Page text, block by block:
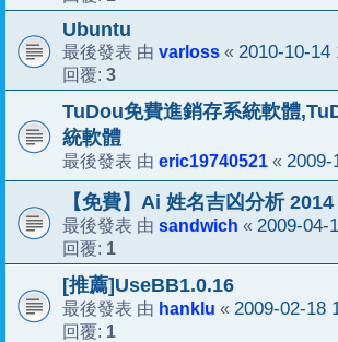
Ubuntu
最後發表 由 varloss « 2010-10-14
回覆: 3
TuDou免費進銷存系統軟體
統軟體
最後發表 由 eric19740521 « 2009-
【免費】Ai 姓名吉凶分析 2014
最後發表 由 sandwich « 2009-04-
回覆: 1
[推薦]UseBB1.0.16
最後發表 由 hanklu « 2009-02-18
回覆: 1